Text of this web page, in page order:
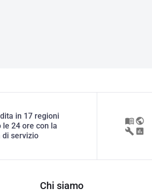
in 17 regioni
24 ore con la
di servizio
Chi siamo